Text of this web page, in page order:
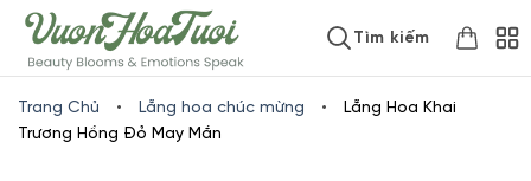
www.vuonhoatuoi.vnSkip
to
content
Tìm kiếm
Trang Chủ • Lẵng hoa chúc mừng •
Lẵng Hoa Khai
Trương Hồng Đỏ May Mắn